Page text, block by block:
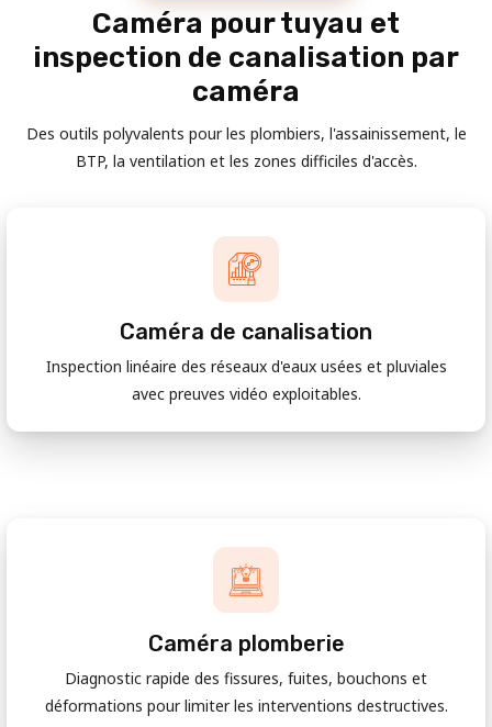
Caméra pour tuyau et
inspection de canalisation par
caméra
Des outils polyvalents pour les plombiers, l'assainissement, le
BTP, la ventilation et les zones difficiles d'accès.
Caméra de canalisation
Inspection linéaire des réseaux d'eaux usées et pluviales
avec preuves vidéo exploitables.
Caméra plomberie
Diagnostic rapide des fissures, fuites, bouchons et
déformations pour limiter les interventions destructives.